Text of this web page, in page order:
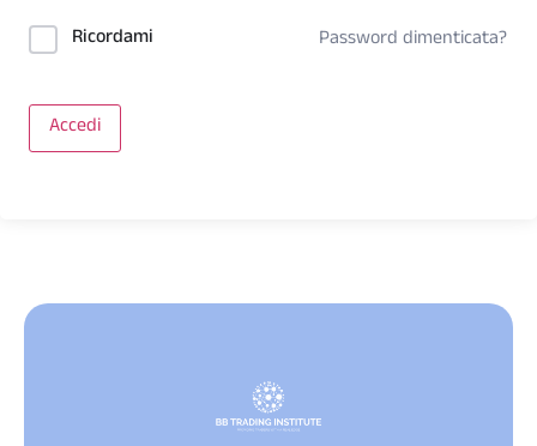
Ricordami Password dimenticata?
Accedi